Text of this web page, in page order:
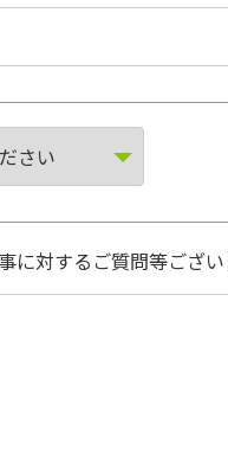
に対するご質問等ござ